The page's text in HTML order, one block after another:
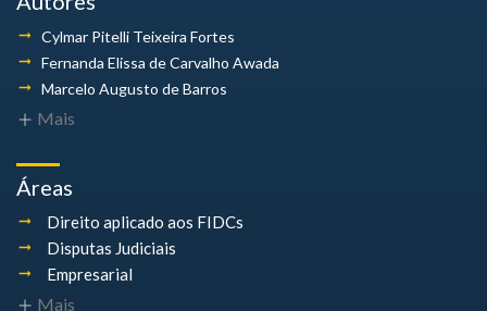
Cylmar Pitelli Teixeira Fortes
Fernanda Elissa de Carvalho Awada
Marcelo Augusto de Barros
Mais
Áreas
Direito aplicado aos FIDCs
Disputas Judiciais
Empresarial
Mais